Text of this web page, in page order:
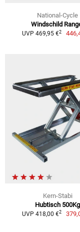
National-Cycle
Windschild
UVP 469,95 €2
Kern-Stabi
Hubtisch 500Kg
UVP 418,00 €2